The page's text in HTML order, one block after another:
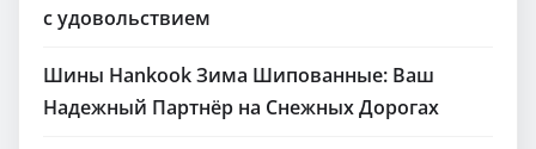
с удовольствием
Шины Hankook Зима Шипованные: Ваш
Надежный Партнёр на Снежных Дорогах